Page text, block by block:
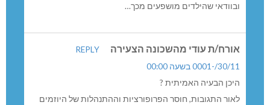
ובוודאי שהילדים מושפעים מכך…
אורח/ת עודי מהשכונה הצעירה
REPLY
30/11/-0001 בשעה 00:00
היכן הבעיה האמיתית ?
לאור התגובות, חוסר הפרופורציות וההתנהלות של היוזמים